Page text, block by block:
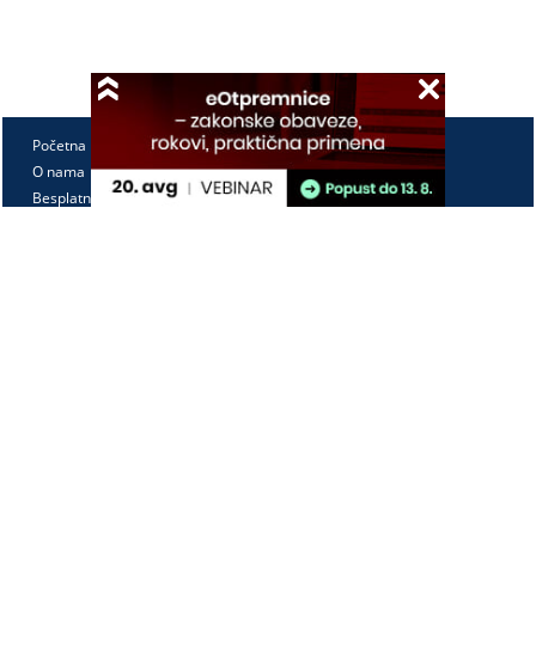
Početna
O nama
Besplatno